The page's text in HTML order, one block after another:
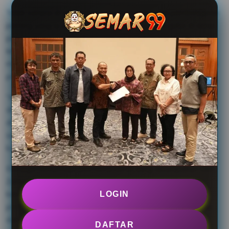
Tidak sampai di situ, Zahra juga menambahkan pembelajaran
penting yang ia dapat dari pengalamannya bergelut di dunia
pers mahasiswa. Pembelajaran kerja-kerja jurnalistik yang
lebih sering belajar secara tidak formal ternyata mampu
membuktikan bahwa pers mahasiswa dapat bersaing secara
profesional.
“Aku belajar di persma itu kerja kerasnya. Dalam artian
disiplin, kerja keras, dan pencerdasan. Karena menghadapi
disrupsi informasi ini kadang membuat brain rot, pusing
sendiri. Nah, di persma itu dari awal tuh udah digembleng
banget,” tambah Zahra.
Eka juga menyetujui poin kerja keras yang disampaikan oleh
Zahra. Namun, ia menyebutkan pula bahwa selama
berdinamika di dunia pers–baik selama mahasiswa dan
profesional–ia bekembang menjadi lebih berpikiran terbuka
dan tidak mudah menghakimi orang lain.
LOGIN
DAFTAR